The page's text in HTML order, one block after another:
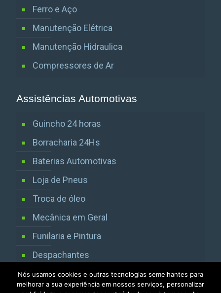
Ferro e Aço
Manutenção Elétrica
Manutenção Hidraulica
Compressores de Ar
Assistências Automotivas
Guincho 24 horas
Borracharia 24Hs
Baterias Automotivas
Loja de Pneus
Troca de óleo
Mecânica em Geral
Funilaria e Pintura
Despachantes
Vistorias Detran SP
Nós usamos cookies e outras tecnologias semelhantes para
melhorar a sua experiência em nossos serviços, personalizar